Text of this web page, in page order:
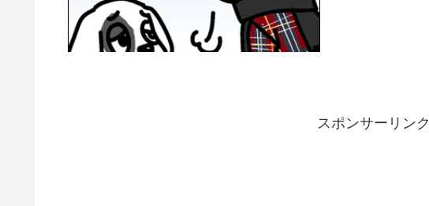
スポンサーリンク